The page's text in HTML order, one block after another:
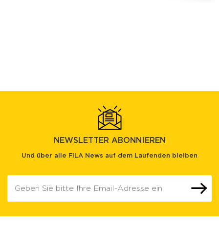
NEWSLETTER ABONNIEREN
Und über alle FILA News auf dem Laufenden bleiben